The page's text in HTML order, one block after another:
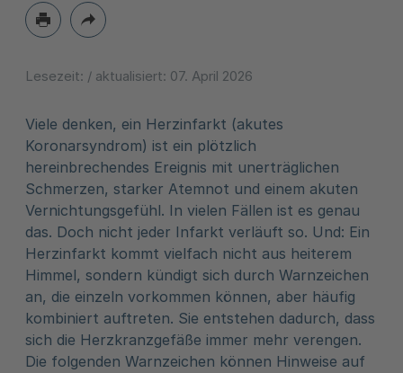
Lesezeit: / aktualisiert: 07. April 2026
Viele denken, ein Herzinfarkt (akutes
Koronarsyndrom) ist ein plötzlich
hereinbrechendes Ereignis mit unerträglichen
Schmerzen, starker Atemnot und einem akuten
Vernichtungsgefühl. In vielen Fällen ist es genau
das. Doch nicht jeder Infarkt verläuft so. Und: Ein
Herzinfarkt kommt vielfach nicht aus heiterem
Himmel, sondern kündigt sich durch Warnzeichen
an, die einzeln vorkommen können, aber häufig
kombiniert auftreten. Sie entstehen dadurch, dass
sich die Herzkranzgefäße immer mehr verengen.
Die folgenden Warnzeichen können Hinweise auf